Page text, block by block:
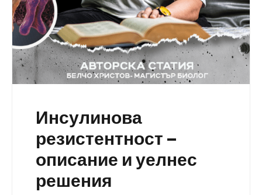
Инсулинова
резистентност –
описание и уелнес
решения